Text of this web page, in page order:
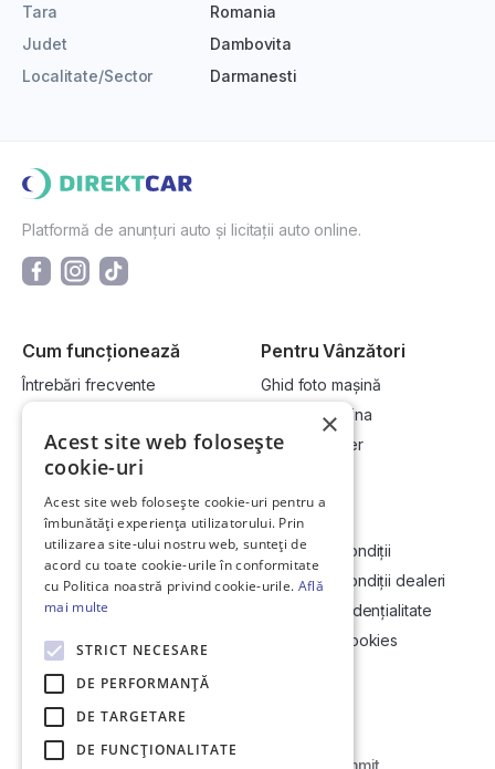
Tara
Romania
Judet
Dambovita
Localitate/Sector
Darmanesti
Platformă de anunțuri auto și licitații auto online.
Cum funcționează
Întrebări frecvente
Cum vând la licitație?
Pentru Vânzători
Ghid foto mașină
Vinde-ți mașina
Devino dealer
Link-uri utile
Informații utile vizionare
Contact
Soluționarea Online a litigiilor
ANCP
Compania
Termeni și condiții
Termeni și condiții dealeri
Politică confidențialitate
Politica de cookies
Initial Commit
×
Acest site web folosește
cookie-uri
Acest site web folosește cookie-uri pentru a
îmbunătăți experiența utilizatorului. Prin
utilizarea site-ului nostru web, sunteți de
acord cu toate cookie-urile în conformitate
cu Politica noastră privind cookie-urile. Află
mai multe
STRICT NECESARE
DE PERFORMANȚĂ
DE TARGETARE
DE FUNCŢIONALITATE